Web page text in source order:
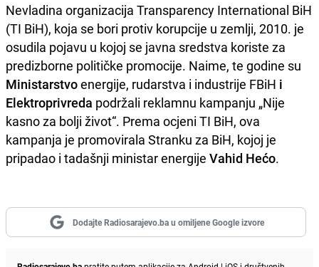
Nevladina organizacija Transparency International BiH
(TI BiH), koja se bori protiv korupcije u zemlji, 2010. je
osudila pojavu u kojoj se javna sredstva koriste za
predizborne političke promocije. Naime, te godine su
Ministarstvoenergije, rudarstva i industrije FBiH i
Elektroprivreda podržali reklamnu kampanju „Nije
kasno za bolji život“. Prema ocjeni TI BiH, ova
kampanja je promovirala Stranku za BiH, kojoj je
pripadao i tadašnji ministar energije Vahid Hećo.
Dodajte Radiosarajevo.ba u omiljene Google izvore